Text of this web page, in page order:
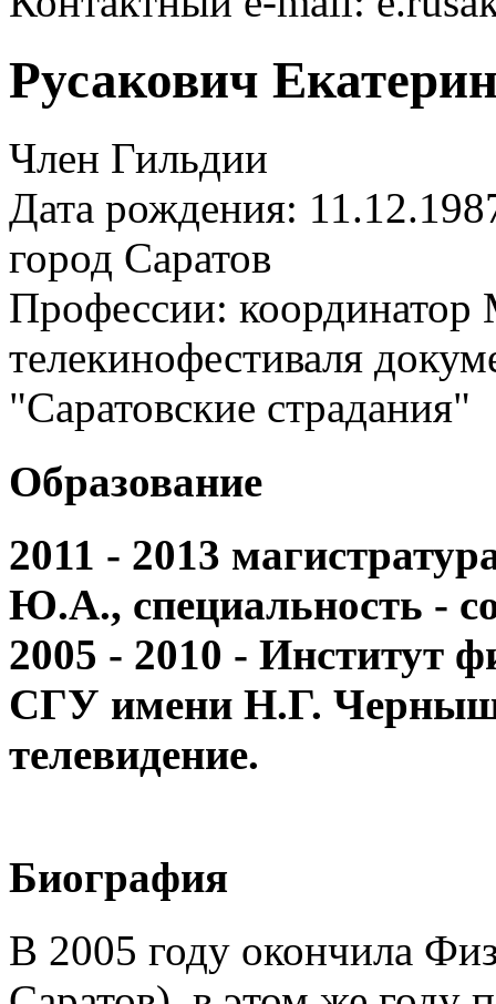
Русакович
Член Гильдии
Дата рождения:
город Саратов
Профессии:
телекинофестиваля
"Саратовские страдания"
Образование
2011 - 2013
Ю.А., специальность -
2005 - 2010 - Институт
СГУ имени Н.Г.
телевидение.
Биография
В 2005 году окончила